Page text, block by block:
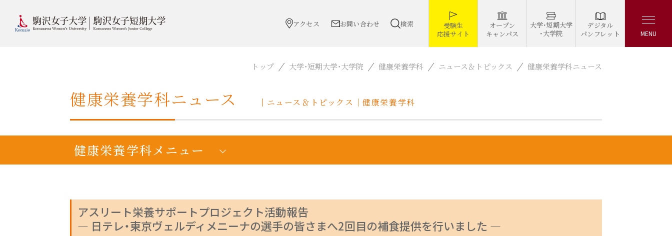
アクセス お問い合わせ 検索
受験生
応援サイト
オープン
キャンパス
大学・短期大学
・大学院
デジタル
パンフレット
MENU
トップ 大学・短期大学・大学院 健康栄養学科 ニュース＆トピックス 健康栄養学科ニュース
健康栄養学科ニュース ニュース＆トピックス｜健康栄養学科
アスリート栄養サポートプロジェクト活動報告
― 日テレ・東京ヴェルディメニーナの選手の皆さまへ2回目の補食提供を行いました ―
健康栄養学科メニュー
人間健康学健康栄養学科：トップ